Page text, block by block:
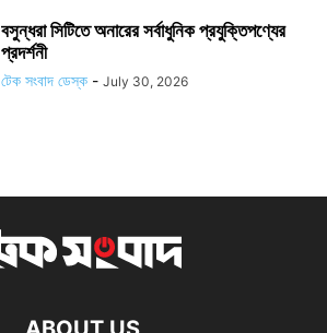
বসুন্ধরা সিটিতে অনারের সর্বাধুনিক প্রযুক্তিপণ্যের
প্রদর্শনী
টেক সংবাদ ডেস্ক - July 30, 2026